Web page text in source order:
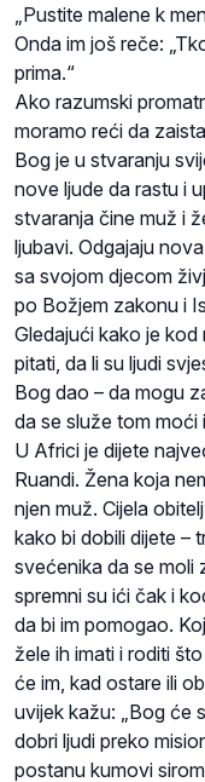
„Pustite malene k
Onda im još reče:
prima.“
Ako razumski
moramo reći da
Bog je u stvaranju
nove ljude da rastu i
stvaranja čine muž i
ljubavi. Odgajaju
sa svojom djecom
po Božjem zakonu i
Gledajući kako je
pitati, da li su ljudi
Bog dao – da mogu
da se služe tom moći
U Africi je dijete
Ruandi. Žena koja
njen muž. Cijela
kako bi dobili dijete –
svećenika da se moli
spremni su ići čak i
da bi im pomogao.
žele ih imati i roditi
će im, kad ostare ili
uvijek kažu: „Bog će
dobri ljudi preko
postanu kumovi